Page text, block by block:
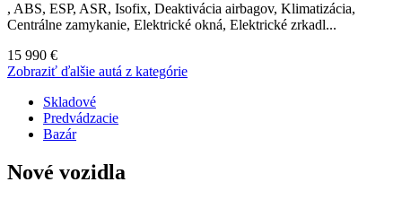
, ABS, ESP, ASR, Isofix, Deaktivácia airbagov, Klimatizácia,
Centrálne zamykanie, Elektrické okná, Elektrické zrkadl...
15 990 €
Zobraziť ďalšie autá z kategórie
Skladové
Predvádzacie
Bazár
Nové vozidla